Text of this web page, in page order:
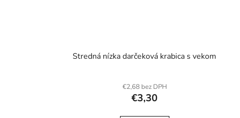
Stredná nízka darčeková krabica s vekom
€2,68 bez DPH
€3,30